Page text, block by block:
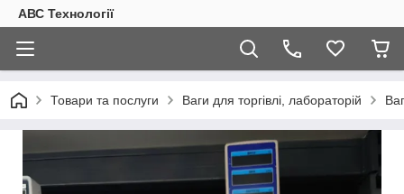
АВС Технології
Товари та послуги Ваги для торгівлі, лабораторій